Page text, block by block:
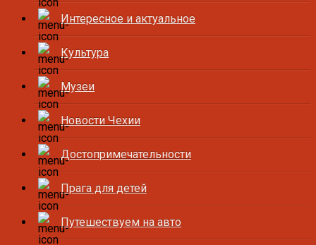
Интересное и актуальное
Культура
Музеи
Новости Чехии
Достопримечательности
Прага для детей
Путешествуем на авто